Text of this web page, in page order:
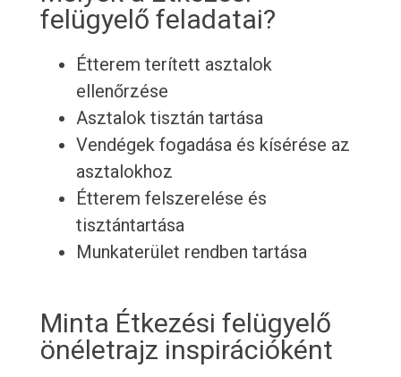
felügyelő feladatai?
Étterem terített asztalok
ellenőrzése
Asztalok tisztán tartása
Vendégek fogadása és kísérése az
asztalokhoz
Étterem felszerelése és
tisztántartása
Munkaterület rendben tartása
Minta Étkezési felügyelő
önéletrajz inspirációként